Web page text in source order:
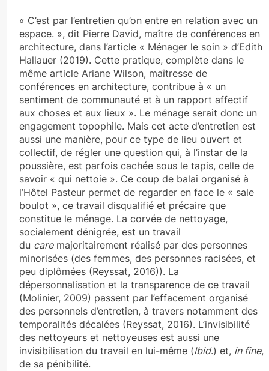
« C’est par l’entretien qu’on entre en relation avec un
espace. », dit Pierre David, maître de conférences en
architecture, dans l’article « Ménager le soin » d’Edith
Hallauer (2019). Cette pratique, complète dans le
même article Ariane Wilson, maîtresse de
conférences en architecture, contribue à « un
sentiment de communauté et à un rapport affectif
aux choses et aux lieux ». Le ménage serait donc un
engagement topophile. Mais cet acte d’entretien est
aussi une manière, pour ce type de lieu ouvert et
collectif, de régler une question qui, à l’instar de la
poussière, est parfois cachée sous le tapis, celle de
savoir « qui nettoie ». Ce coup de balai organisé à
l’Hôtel Pasteur permet de regarder en face le « sale
boulot », ce travail disqualifié et précaire que
constitue le ménage. La corvée de nettoyage,
socialement dénigrée, est un travail
du caremajoritairement réalisé par des personnes
minorisées (des femmes, des personnes racisées, et
peu diplômées (Reyssat, 2016)). La
dépersonnalisation et la transparence de ce travail
(Molinier, 2009) passent par l’effacement organisé
des personnels d’entretien, à travers notamment des
temporalités décalées (Reyssat, 2016). L’invisibilité
des nettoyeurs et nettoyeuses est aussi une
invisibilisation du travail en lui-même (Ibid.) et, in fine,
de sa pénibilité.